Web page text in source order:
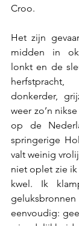
Croo.
Het zijn
midden in
lonkt en de
donkerder,
weer zo’n
op de
springerige
valt weinig
niet oplet zie
kwel. Ik
eenvoudig: